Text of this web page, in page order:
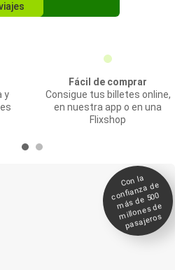
y
Fácil de comprar
Consigue tus billetes online,
en nuestra app o en una
Flixshop
Con la
confianza de
más de 500
millones de
pasajeros